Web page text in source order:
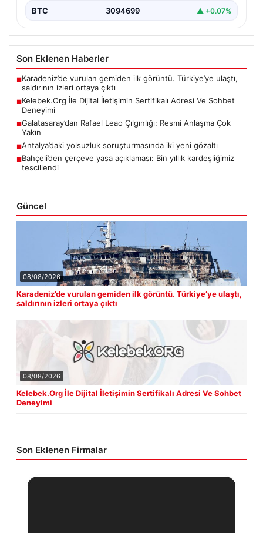
Son Eklenen Haberler
■Karadeniz’de vurulan gemiden ilk görüntü. Türkiye’ye ulaştı,
saldırının izleri ortaya çıktı
■Kelebek.Org İle Dijital İletişimin Sertifikalı Adresi Ve Sohbet
Deneyimi
■Galatasaray’dan Rafael Leao Çılgınlığı: Resmi Anlaşma Çok
Yakın
■Antalya’daki yolsuzluk soruşturmasında iki yeni gözaltı
Bahçeli’den çerçeve yasa açıklaması: Bin yıllık kardeşliğimiz
tescillendi
Güncel
Karadeniz’de vurulan gemiden ilk görüntü. Türkiye’ye ulaştı,
saldırının izleri ortaya çıktı
Kelebek.Org İle Dijital İletişimin Sertifikalı Adresi Ve Sohbet
Son Eklenen Firmalar